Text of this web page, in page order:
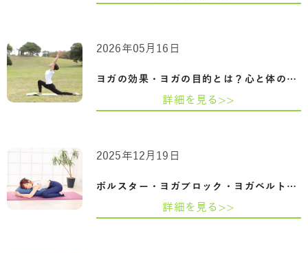
ヨガの効果・ヨガの目的とは？心と体の調…
2026年05月16日
詳細を見る>>
ボルスター・ヨガブロック・ヨガベルト｜…
2025年12月19日
詳細を見る>>